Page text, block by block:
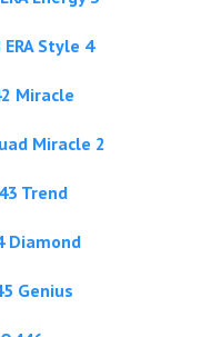
Style 4
Miracle
Miracle 2
Trend
Diamond
Genius